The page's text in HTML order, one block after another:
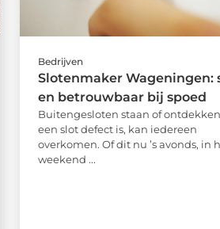
Bedrijven
Slotenmaker Wageningen:
en betrouwbaar bij spoed
Buitengesloten staan of
een slot defect is, kan iedereen
overkomen. Of dit nu ’s avonds, in
weekend ...